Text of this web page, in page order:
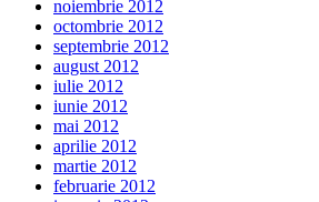
noiembrie 2012
octombrie 2012
septembrie 2012
august 2012
iulie 2012
iunie 2012
mai 2012
aprilie 2012
martie 2012
februarie 2012